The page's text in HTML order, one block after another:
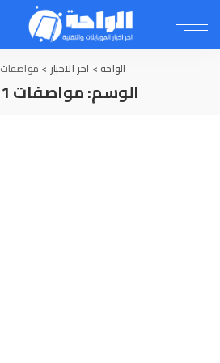
الواحة > اخر الاخبار > مواصفات iPhone 11
الوسم:مواصفات iPhone 11